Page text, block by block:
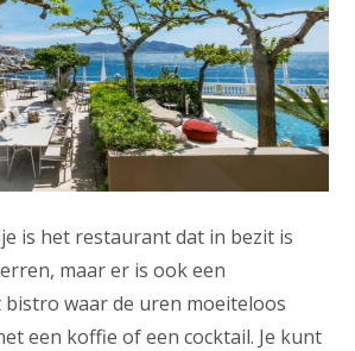
is het restaurant dat in bezit is
maar er is ook een
waar de uren moeiteloos
een koffie of een cocktail. Je kunt